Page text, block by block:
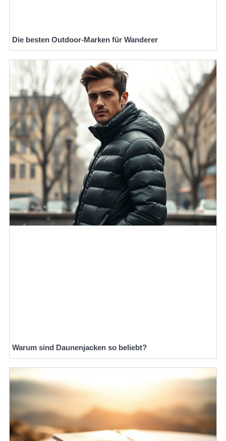
Die besten Outdoor-Marken für Wanderer
Warum sind Daunenjacken so beliebt?